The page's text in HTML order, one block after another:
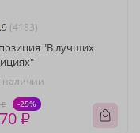
(4183)
"В лучших
наличии
₽ -25%
₽